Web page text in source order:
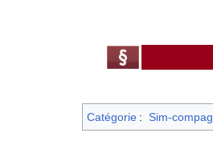
Catégorie : Sim-